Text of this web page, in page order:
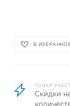
В
ТОВАР
Скидки